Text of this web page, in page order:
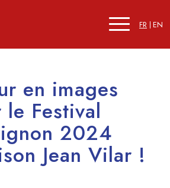
FR EN
en images
le Festival
2024
Jean Vilar !
et visite
de